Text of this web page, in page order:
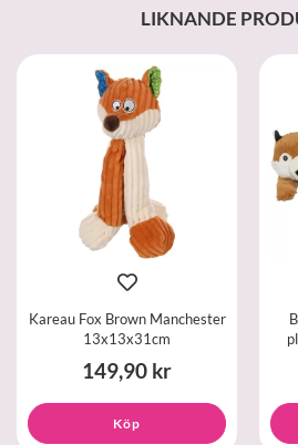
LIKNANDE
Kareau Fox Brown Manchester
13x13x31cm
149,90 kr
Köp